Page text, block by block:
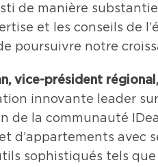
de manière
et les conseils de
poursuivre notre
vice-président
innovante leader
de la communauté
d’appartements avec
sophistiqués tels